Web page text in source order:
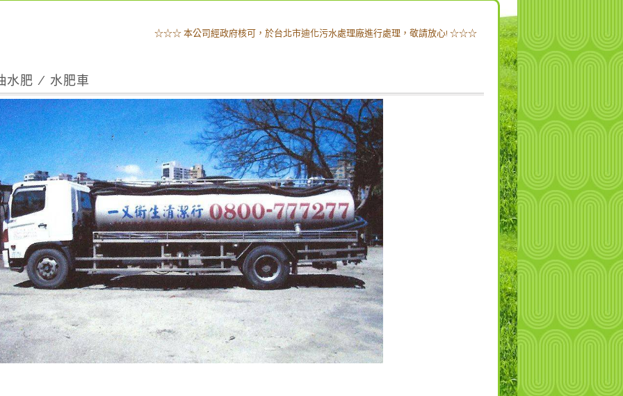
☆☆☆ 本公司經政府核可，於台北市迪化污水處理廠進行處理，敬請放心! ☆☆☆
水肥 / 水肥車